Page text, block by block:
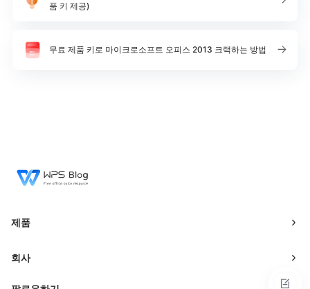
품 키 제공)
무료 제품 키로 마이크로소프트 오피스 2013 크랙하는 방법
제품
회사